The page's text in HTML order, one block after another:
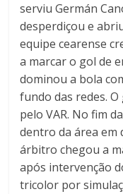
serviu Germán
desperdiçou e
equipe cearense
a marcar o gol de
dominou a bola
fundo das redes.
pelo VAR. No fim
dentro da área em
árbitro chegou a
após intervenção
tricolor por